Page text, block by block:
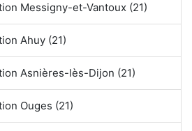
Messigny-et-Vantoux (21)
Ahuy (21)
Asnières-lès-Dijon (21)
Ouges (21)